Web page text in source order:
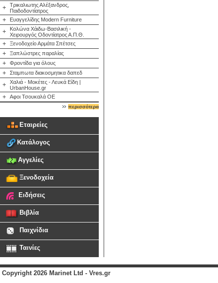
+
Τρικαλιωτης Αλέξανδρος,
Παιδοδοντίατρος
+ Ευαγγελίδης Modern Furniture
+
Κολώνα Χάιδω-Βασιλική -
Χειρουργός Οδοντίατρος Α.Π.Θ.
+ Ξενοδοχείο Αρμάτα Σπέτσες
+ Ξαπλώστρες παραλίας
+ Φροντίδα για όλους
+ Σταμπωτα διακοσμητικα δαπεδ
+
Χαλιά - Μοκέτες - Λευκά Είδη |
UrbanHouse.gr
+ Αφοι Τσουκαλά ΟΕ
περισσότερα
Εταιρείες
Κατάλογος
Αγγελίες
Ξενοδοχεία
Ειδήσεις
Βιβλία
Παιχνίδια
Ταινίες
Copyright 2026 Marinet Ltd - Vres.gr